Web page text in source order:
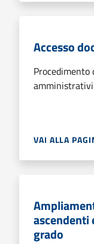
Accesso
Procedimento
amministrativi
VAI ALLA
ascendenti
grado